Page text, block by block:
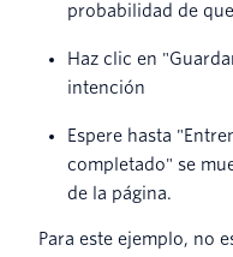
probabilidad de
Haz clic en
intención
Espere hasta
completado" se
de la página.
Para este ejemplo, no